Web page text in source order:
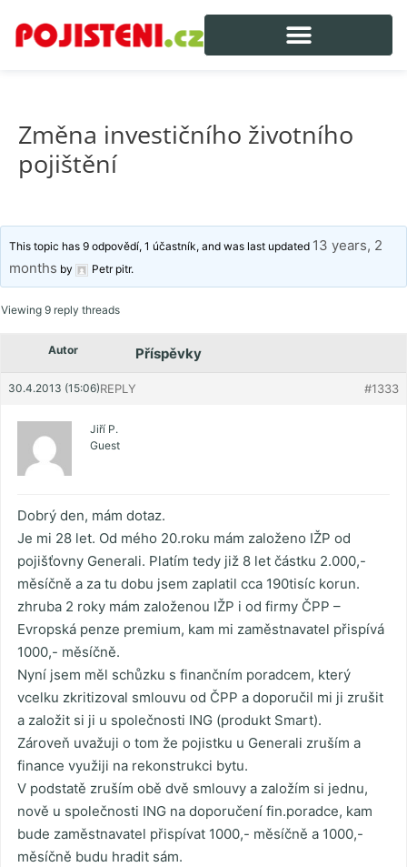
Změna investičního životního
pojištění
This topic has 9 odpovědí, 1 účastník, and was last updated 13 years, 2
months by Petr pitr.
Viewing 9 reply threads
Autor Příspěvky
30.4.2013 (15:06) #1333
REPLY
Jiří P.
Guest
Dobrý den, mám dotaz.
Je mi 28 let. Od mého 20.roku mám založeno IŽP od
pojišťovny Generali. Platím tedy již 8 let částku 2.000,-
měsíčně a za tu dobu jsem zaplatil cca 190tisíc korun.
zhruba 2 roky mám založenou IŽP i od firmy ČPP –
Evropská penze premium, kam mi zaměstnavatel přispívá
1000,- měsíčně.
Nyní jsem měl schůzku s finančním poradcem, který
vcelku zkritizoval smlouvu od ČPP a doporučil mi ji zrušit
a založit si ji u společnosti ING (produkt Smart).
Zároveň uvažuji o tom že pojistku u Generali zruším a
finance využiji na rekonstrukci bytu.
V podstatě zruším obě dvě smlouvy a založím si jednu,
nově u společnosti ING na doporučení fin.poradce, kam
bude zaměstnavatel přispívat 1000,- měsíčně a 1000,-
měsíčně budu hradit sám.